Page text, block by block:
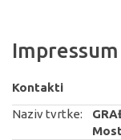
Impressum
Kontakti
Naziv tvrtke: